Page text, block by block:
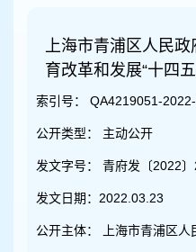
上海市青浦区人民
育改革和发展“十四
索引号： QA4219051-
公开类型： 主动公开
发文字号： 青府发〔2022
发文日期： 2022.03.23
公开主体： 上海市青浦区人